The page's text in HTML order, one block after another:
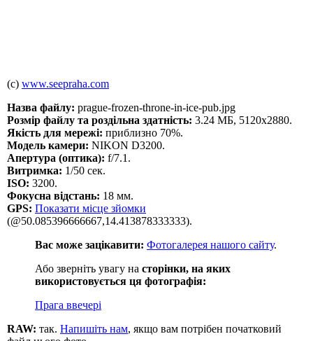
(c) www.seepraha.com
Назва файлу: prague-frozen-throne-in-ice-pub.jpg
Розмір файлу та роздільна здатність: 3.24 МБ, 5120x2880.
Якість для мережі: приблизно 70%.
Модель камери: NIKON D3200.
Апертура (оптика): f/7.1.
Витримка: 1/50 сек.
ISO: 3200.
Фокусна відстань: 18 мм.
GPS: Показати місце зйомки
(@50.085396666667,14.413878333333).
Вас може зацікавити: Фотогалерея нашого сайту.
Або зверніть увагу на сторінки, на яких
використовується ця фотографія:
Прага ввечері
RAW: так. Напишіть нам, якщо вам потрібен початковий